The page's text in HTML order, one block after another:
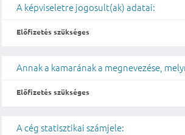
A képviseletre jogosult(ak) adatai:
Előfizetés szükséges
Annak a kamarának a megnevezése,
Előfizetés szükséges
A cég statisztikai számjele: